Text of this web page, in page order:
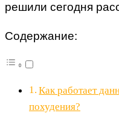
решили сегодня
Содержание:
Как работает
похудения?